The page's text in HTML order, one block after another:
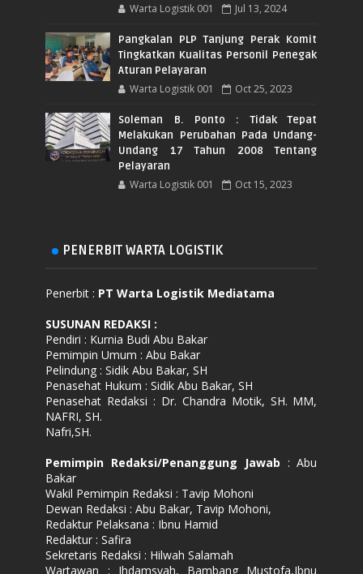
Warta Logistik 001 Jul 13, 2024
Pangkalan PLP Tanjung Perak Komit
Tingkatkan Kualitas Personil Penegak
Aturan Pelayaran
Warta Logistik 001 Oct 25, 2023
Soleman B. Ponto : Tidak Tepat
Melakukan Perubahan Pada Undang-
Undang 17 Tahun 2008 Tentang
Pelayaran
Warta Logistik 001 Oct 15, 2023
PENERBIT WARTA LOGISTIK
Penerbit : PT Warta Logistik Mediatama
SUSUNAN REDAKSI :
Pendiri : Kurnia Budi Abu Bakar
Pemimpin Umum : Abu Bakar
Pelindung : Sidik Abu Bakar, SH
Penasehat Hukum : Sidik Abu Bakar, SH
Penasehat Redaksi : Dr. Chandra Motik, SH. MM,
NAFRI, SH.
Nafri,SH.
Pemimpin Redaksi/Penanggung Jawab : Abu
Bakar
Wakil Pemimpin Redaksi : Tavip Mohoni
Dewan Redaksi : Abu Bakar, Tavip Mohoni,
Redaktur Pelaksana : Ibnu Hamid
Redaktur : Safira
Sekretaris Redaksi : Hilwah Salamah
Wartawan : Ihdamsyah, Bambang Mustofa,Ibnu